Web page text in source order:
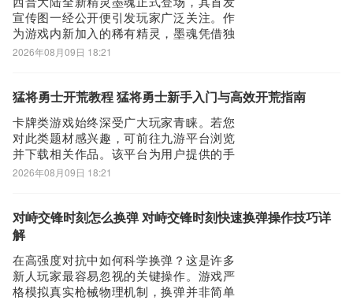
五折等专属
宣传图一经公开便引发玩家广泛关注。作
为游戏内新加入的稀有精灵，墨魂凭借独
特的背景设定与扎实的战斗机制迅速成为
阿里巴巴灵犀互娱旗下产品，具备稳定服
员，享代金
2026年08月09日 18:21
猛将勇士开荒教程 猛将勇士新手入门与高效开荒指南
卡牌类游戏始终深受广大玩家青睐。若您
对此类题材感兴趣，可前往九游平台浏览
并下载相关作品。该平台为用户提供的手
游福利较为丰富，且作为阿里巴巴灵犀互
更新。以下将为您详解《猛将勇士》新手
开荒阶段的核心策略。尽管不少玩家对该
作有所耳闻，
2026年08月09日 18:21
对峙交锋时刻怎么换弹 对峙交锋时刻快速换弹操作技巧详
解
在高强度对抗中如何科学换弹？这是许多
新人玩家最容易忽视的关键操作。游戏严
格模拟真实枪械物理机制，换弹并非简单